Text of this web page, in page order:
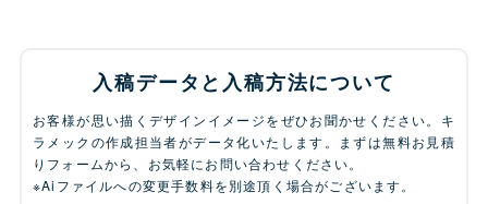
入稿データと入稿方法について
お客様が思い描くデザインイメージをぜひお聞かせください。キ
ラメックの作成担当者がデータ化いたします。まずは無料お見積
りフォームから、お気軽にお問い合わせください。
※Aiファイルへの変更手数料を別途頂く場合がございます。